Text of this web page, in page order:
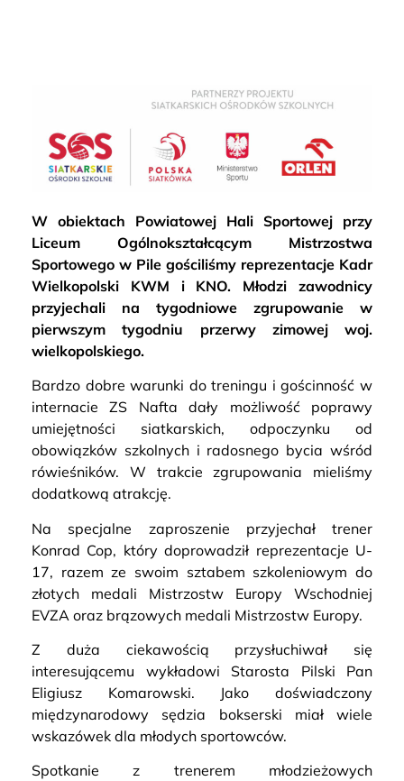
W obiektach Powiatowej Hali Sportowej przy
Liceum Ogólnokształcącym Mistrzostwa
Sportowego w Pile gościliśmy reprezentacje Kadr
Wielkopolski KWM i KNO. Młodzi zawodnicy
przyjechali na tygodniowe zgrupowanie w
pierwszym tygodniu przerwy zimowej woj.
wielkopolskiego.
Bardzo dobre warunki do treningu i gościnność w
internacie ZS Nafta dały możliwość poprawy
umiejętności siatkarskich, odpoczynku od
obowiązków szkolnych i radosnego bycia wśród
rówieśników. W trakcie zgrupowania mieliśmy
dodatkową atrakcję.
Na specjalne zaproszenie przyjechał trener
Konrad Cop, który doprowadził reprezentacje U-
17, razem ze swoim sztabem szkoleniowym do
złotych medali Mistrzostw Europy Wschodniej
EVZA oraz brązowych medali Mistrzostw Europy.
Z duża ciekawością przysłuchiwał się
interesującemu wykładowi Starosta Pilski Pan
Eligiusz Komarowski. Jako doświadczony
międzynarodowy sędzia bokserski miał wiele
wskazówek dla młodych sportowców.
Spotkanie z trenerem młodzieżowych